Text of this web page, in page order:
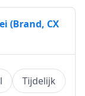
(Brand, CX
Tijdelijk